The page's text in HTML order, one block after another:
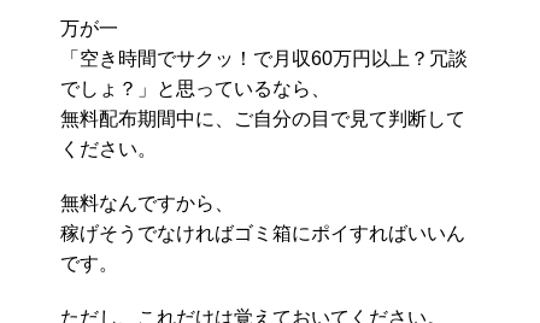
万が一
「空き時間でサクッ！で月収60万円以上？冗談
でしょ？」と思っているなら、
無料配布期間中に、ご自分の目で見て判断して
ください。
無料なんですから、
稼げそうでなければゴミ箱にポイすればいいん
です。
ただし、これだけは覚えておいてください。